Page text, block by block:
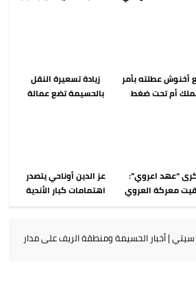
عطلته بأمر
أم تحت ضغط
زيادة تسعيرة النقل
بالحسيمة تضع عمالة
“عهد اعروي”:
معركة العروي
الإسباني في
الريف؟
عز الدين أوناحي يتصدر
اهتمامات كبار الأندية
| أخبار الحسيمة ومنطقة الريف على مدار